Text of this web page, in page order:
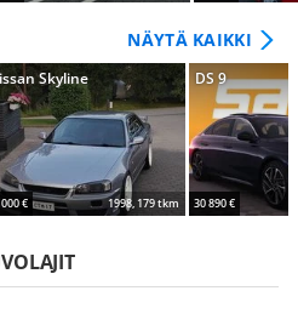
NÄYTÄ KAIKKI
Skyline
€ 1998, 179 tkm
DS 9
30 890 €